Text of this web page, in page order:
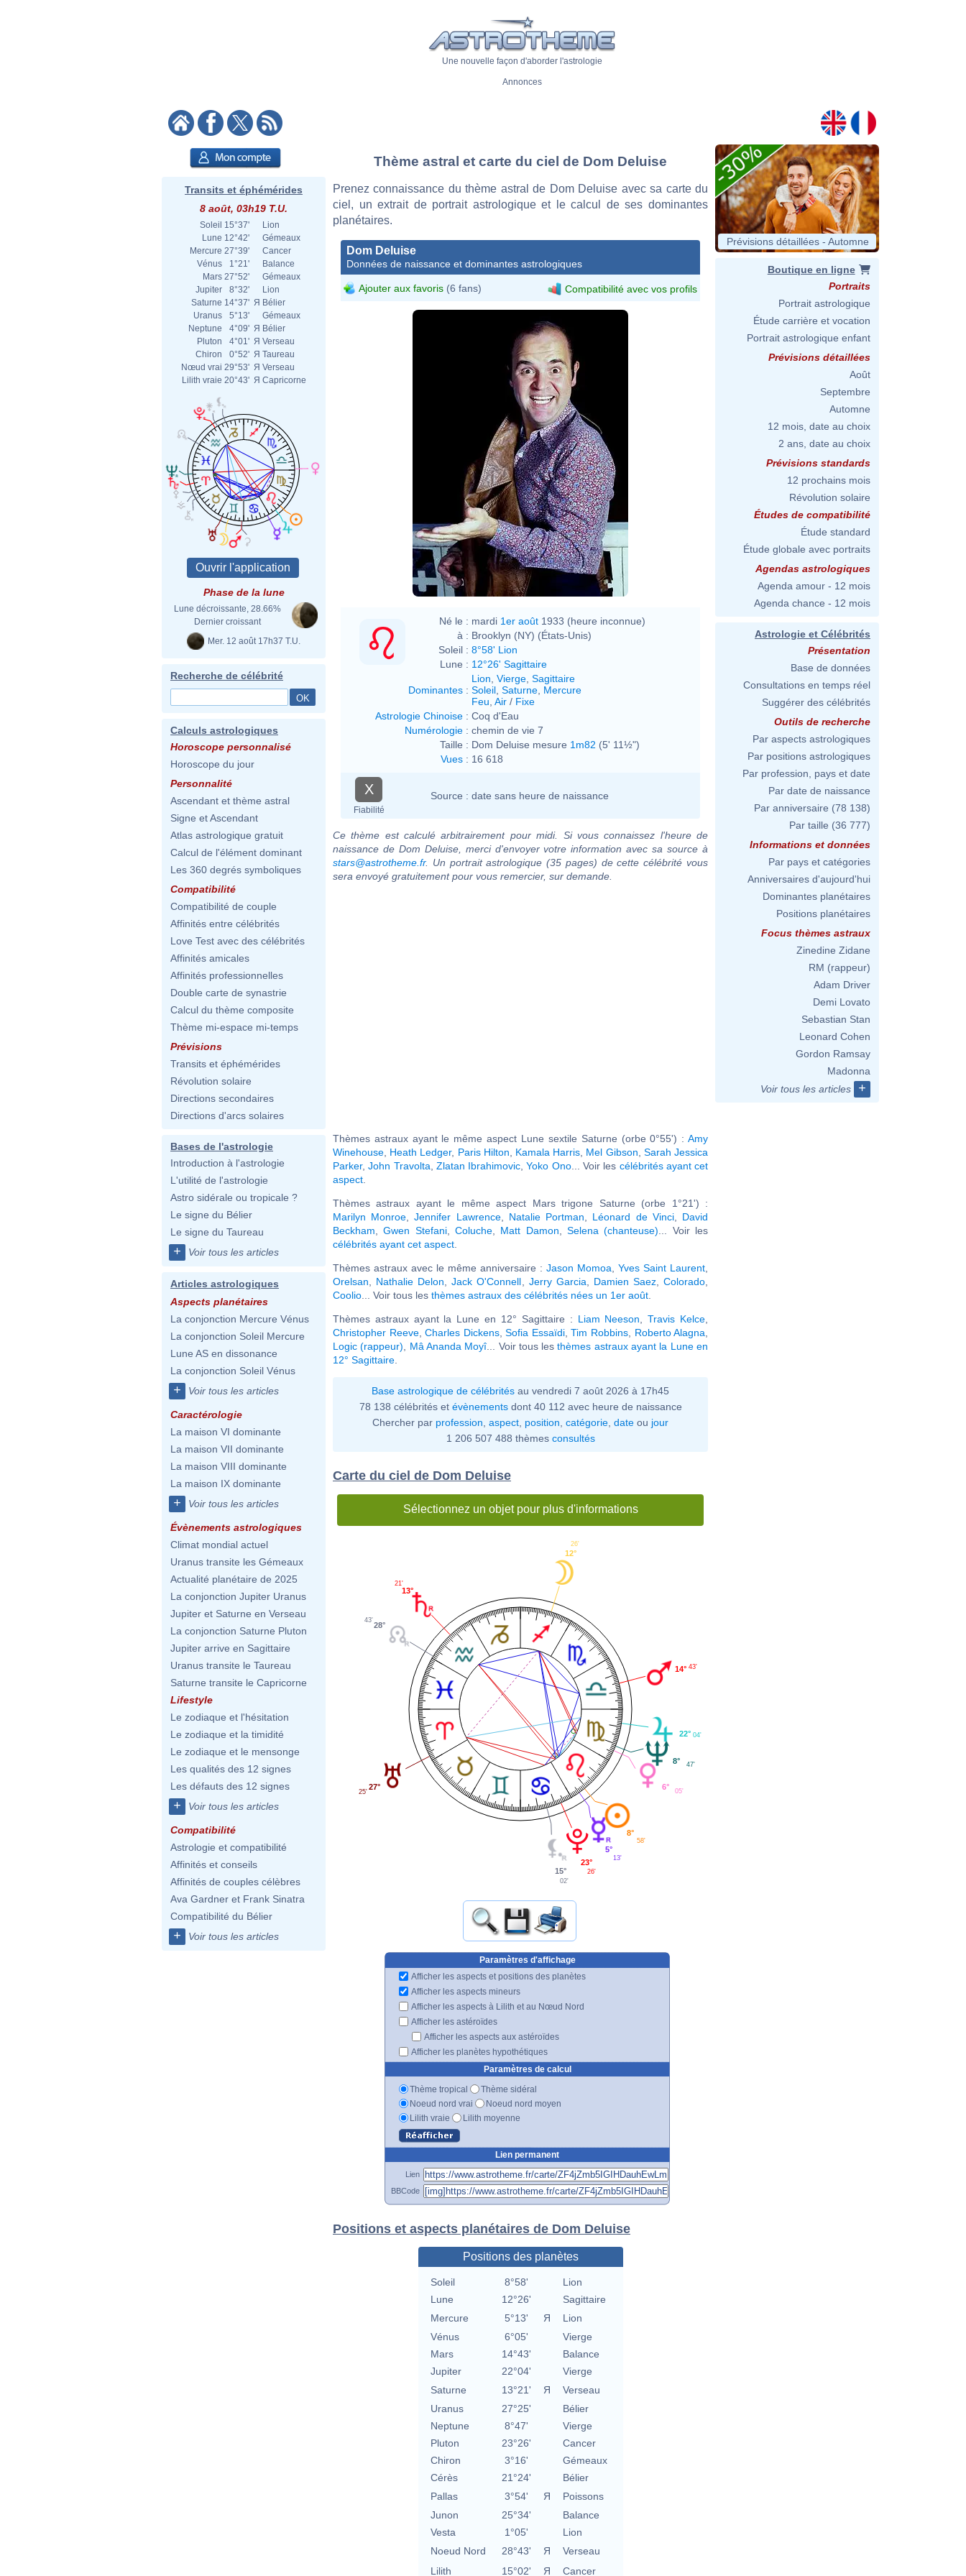
Une nouvelle façon d'aborder l'astrologie
Annonces
Transits et éphémérides
8 août, 03h19 T.U.
Soleil 15°37'
Lion
Lune 12°42'
Gémeaux
Mercure 27°39'
Cancer
Vénus
1°21'
Balance
Mars 27°52'
Gémeaux
Jupiter
8°32'
Lion
Saturne 14°37' Я Bélier
Uranus
5°13'
Gémeaux
Neptune
4°09' Я Bélier
Pluton
4°01' Я Verseau
Chiron
0°52' Я Taureau
Nœud vrai 29°53' Я Verseau
Lilith vraie 20°43' Я Capricorne
Phase de la lune
Lune décroissante, 28.66%
Dernier croissant
Mer. 12 août 17h37 T.U.
Recherche de célébrité
Calculs astrologiques
Horoscope personnalisé
Horoscope du jour
Personnalité
Ascendant et thème astral
Signe et Ascendant
Atlas astrologique gratuit
Calcul de l'élément dominant
Les 360 degrés symboliques
Compatibilité
Compatibilité de couple
Affinités entre célébrités
Love Test avec des célébrités
Affinités amicales
Affinités professionnelles
Double carte de synastrie
Calcul du thème composite
Thème mi-espace mi-temps
Prévisions
Transits et éphémérides
Révolution solaire
Directions secondaires
Directions d'arcs solaires
Bases de l'astrologie
Introduction à l'astrologie
L'utilité de l'astrologie
Astro sidérale ou tropicale ?
Le signe du Bélier
Le signe du Taureau
+ Voir tous les articles
Articles astrologiques
Aspects planétaires
La conjonction Mercure Vénus
La conjonction Soleil Mercure
Lune AS en dissonance
La conjonction Soleil Vénus
+ Voir tous les articles
Caractérologie
La maison VI dominante
La maison VII dominante
La maison VIII dominante
La maison IX dominante
+ Voir tous les articles
Évènements astrologiques
Climat mondial actuel
Uranus transite les Gémeaux
Actualité planétaire de 2025
La conjonction Jupiter Uranus
Jupiter et Saturne en Verseau
La conjonction Saturne Pluton
Jupiter arrive en Sagittaire
Uranus transite le Taureau
Saturne transite le Capricorne
Lifestyle
Le zodiaque et l'hésitation
Le zodiaque et la timidité
Le zodiaque et le mensonge
Les qualités des 12 signes
Les défauts des 12 signes
+ Voir tous les articles
Compatibilité
Astrologie et compatibilité
Affinités et conseils
Affinités de couples célèbres
Ava Gardner et Frank Sinatra
Compatibilité du Bélier
+ Voir tous les articles
Thème astral et carte du ciel de Dom Deluise
Prenez connaissance du thème astral de Dom Deluise avec sa carte du
ciel, un extrait de portrait astrologique et le calcul de ses dominantes
planétaires.
Dom Deluise
Données de naissance et dominantes astrologiques
Ajouter aux favoris (6 fans) Compatibilité avec vos profils
Allan Warren
Né le : mardi 1er août 1933 (heure inconnue)
à : Brooklyn (NY) (États-Unis)
Soleil : 8°58' Lion
Lune : 12°26' Sagittaire
Dominantes :
Lion Vierge Sagittaire
Soleil Saturne Mercure
Feu Air / Fixe
Astrologie Chinoise : Coq d'Eau
Numérologie : chemin de vie 7
Taille : Dom Deluise mesure 1m82 (5' 11½")
Vues : 16 618
X
Fiabilité
Source : date sans heure de naissance
Ce thème est calculé arbitrairement pour midi. Si vous connaissez l'heure de
naissance de Dom Deluise, merci d'envoyer votre information avec sa source à
stars@astrotheme.fr. Un portrait astrologique (35 pages) de cette célébrité vous
sera envoyé gratuitement pour vous remercier, sur demande.
Thèmes astraux ayant le même aspect Lune sextile Saturne (orbe 0°55') : Amy
Winehouse Heath Ledger, Paris Hilton Kamala Harris Mel Gibson Sarah Jessica
Parker,John Travolta Zlatan Ibrahimovic ,Yoko Ono... Voir les célébrités ayant cet
aspect
Thèmes astraux ayant le même aspect Mars trigone Saturne (orbe 1°21') :
Marilyn Monroe ,Jennifer Lawrence, Natalie Portman Léonard de Vinci, David
Beckham ,Gwen Stefani,Coluche Matt Damon ,Selena (chanteuse) ... Voir les
célébrités ayant cet aspect
Thèmes astraux avec le même anniversaire : Jason Momoa Yves Saint Laurent
Orelsan
Nathalie Delon ,Jack O'Connell Jerry Garcia Damien Saez ,Colorado
Coolio ... Voir tous les thèmes astraux des célébrités nées un 1er août
Thèmes astraux ayant la Lune en 12° Sagittaire : Liam Neeson ,Travis Kelce
Christopher Reeve,Charles Dickens,Sofia Essaïdi,Tim Robbins, Roberto Alagna
Logic (rappeur)
Mâ Ananda Moyî ... Voir tous lesthèmes astraux ayant la Lune en
12° Sagittaire
Base astrologique de célébrités au vendredi 7 août 2026 à 17h45
78 138 célébrités et évènementsdont 40 112 avec heure de naissance
Chercher par profession aspect position catégorie date ou jour
1 206 507 488 thèmes consultés
Carte du ciel de Dom Deluise
Sélectionnez un objet pour plus d'informations
14° 43'
12°
26'
13°
21'
28°
43'
27°
25'
15°
02'
23°
26'
5°
13'
8°
58'
6°
05'
8° 47'
22° 04'
Paramètres d'affichage
Afficher les aspects et positions des planètes
Afficher les aspects mineurs
Afficher les aspects à Lilith et au Nœud Nord
Afficher les astéroïdes
Afficher les aspects aux astéroïdes
Afficher les planètes hypothétiques
Paramètres de calcul
Thème tropical
Thème sidéral
Noeud nord vrai
Noeud nord moyen
Lilith vraie
Lilith moyenne
Lien permanent
Lien
BBCode
Positions et aspects planétaires de Dom Deluise
Positions des planètes
Soleil 8°58'
Lion
Lune
12°26'
Sagittaire
Mercure
5°13' Я
Lion
Vénus
6°05'
Vierge
Mars
14°43'
Balance
Jupiter
22°04'
Vierge
Saturne
13°21' Я
Verseau
Uranus
27°25'
Bélier
Neptune
8°47'
Vierge
Pluton
23°26'
Cancer
Chiron
3°16'
Gémeaux
Cérès
21°24'
Bélier
Pallas
3°54' Я
Poissons
Junon
25°34'
Balance
Vesta
1°05'
Lion
Noeud Nord
28°43' Я
Verseau
Lilith
15°02' Я Cancer
Prévisions détaillées - Automne
Boutique en ligne
Portraits
Portrait astrologique
Étude carrière et vocation
Portrait astrologique enfant
Prévisions détaillées
Août
Septembre
Automne
12 mois, date au choix
2 ans, date au choix
Prévisions standards
12 prochains mois
Révolution solaire
Études de compatibilité
Étude standard
Étude globale avec portraits
Agendas astrologiques
Agenda amour - 12 mois
Agenda chance - 12 mois
Astrologie et Célébrités
Présentation
Base de données
Consultations en temps réel
Suggérer des célébrités
Outils de recherche
Par aspects astrologiques
Par positions astrologiques
Par profession, pays et date
Par date de naissance
Par anniversaire (78 138)
Par taille (36 777)
Informations et données
Par pays et catégories
Anniversaires d'aujourd'hui
Dominantes planétaires
Positions planétaires
Focus thèmes astraux
Zinedine Zidane
RM (rappeur)
Adam Driver
Demi Lovato
Sebastian Stan
Leonard Cohen
Gordon Ramsay
Madonna
Voir tous les articles
+